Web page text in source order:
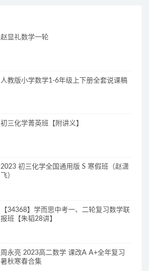
赵显礼数学一轮
人教版小学数学1-6年级上下册全套说课稿
初三化学菁英班【附讲义】
2023 初三化学全国通用版 S 寒假班（赵潇
飞）
【34368】学而思中考一、二轮复习数学联
报班【朱韬28讲】
周永亮 2023高二数学 课改A A+全年复习
暑秋寒春合集